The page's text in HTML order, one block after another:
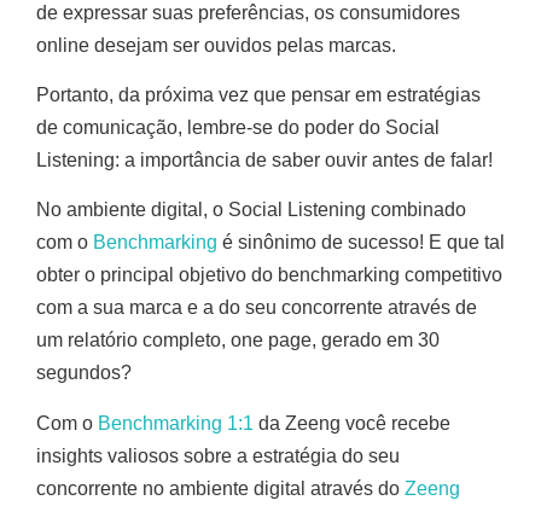
de expressar suas preferências, os consumidores
online desejam ser ouvidos pelas marcas.
Portanto, da próxima vez que pensar em estratégias
de comunicação, lembre-se do poder do Social
Listening: a importância de saber ouvir antes de falar!
No ambiente digital, o Social Listening combinado
com o Benchmarking é sinônimo de sucesso! E que tal
obter o principal objetivo do benchmarking competitivo
com a sua marca e a do seu concorrente através de
um relatório completo, one page, gerado em 30
segundos?
Com o Benchmarking 1:1 da Zeeng você recebe
insights valiosos sobre a estratégia do seu
concorrente no ambiente digital através do Zeeng